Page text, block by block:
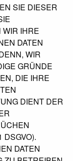
SIE DIESER
IHRE
DATEN
WIR
GRÜNDE
DIE IHRE
DIENT DER
DSGVO).
DATEN